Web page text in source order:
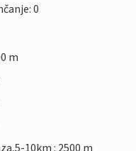
0
m
10km : 2500 m